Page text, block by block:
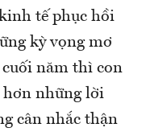
tế phục hồi
kỳ vọng mơ
năm thì con
hơn những lời
cân nhắc thận